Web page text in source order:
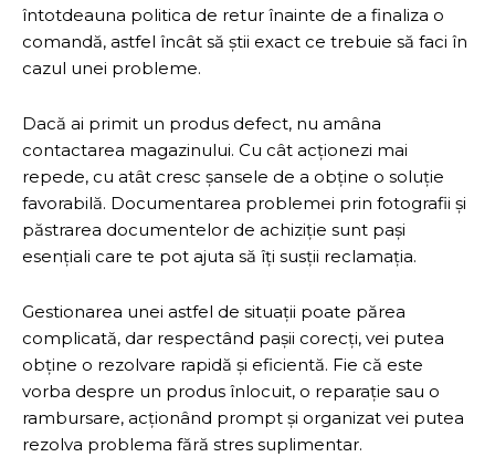
întotdeauna politica de retur înainte de a finaliza o
comandă, astfel încât să știi exact ce trebuie să faci în
cazul unei probleme.
Dacă ai primit un produs defect, nu amâna
contactarea magazinului. Cu cât acționezi mai
repede, cu atât cresc șansele de a obține o soluție
favorabilă. Documentarea problemei prin fotografii și
păstrarea documentelor de achiziție sunt pași
esențiali care te pot ajuta să îți susții reclamația.
Gestionarea unei astfel de situații poate părea
complicată, dar respectând pașii corecți, vei putea
obține o rezolvare rapidă și eficientă. Fie că este
vorba despre un produs înlocuit, o reparație sau o
rambursare, acționând prompt și organizat vei putea
rezolva problema fără stres suplimentar.